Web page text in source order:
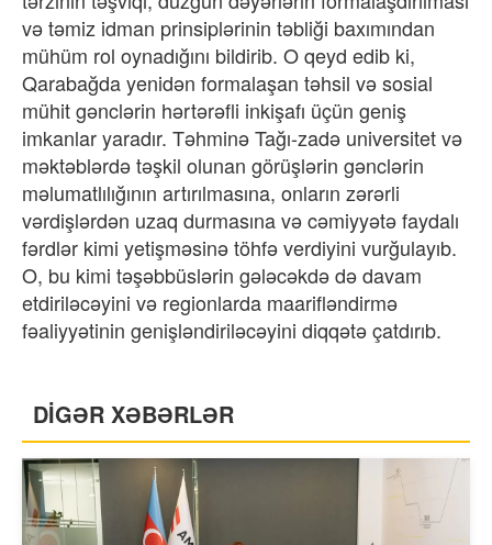
və təmiz idman prinsiplərinin təbliği baxımından
mühüm rol oynadığını bildirib. O qeyd edib ki,
Qarabağda yenidən formalaşan təhsil və sosial
mühit gənclərin hərtərəfli inkişafı üçün geniş
imkanlar yaradır. Təhminə Tağı-zadə universitet və
məktəblərdə təşkil olunan görüşlərin gənclərin
məlumatlılığının artırılmasına, onların zərərli
vərdişlərdən uzaq durmasına və cəmiyyətə faydalı
fərdlər kimi yetişməsinə töhfə verdiyini vurğulayıb.
O, bu kimi təşəbbüslərin gələcəkdə də davam
etdiriləcəyini və regionlarda maarifləndirmə
fəaliyyətinin genişləndiriləcəyini diqqətə çatdırıb.
DİGƏR XƏBƏRLƏR